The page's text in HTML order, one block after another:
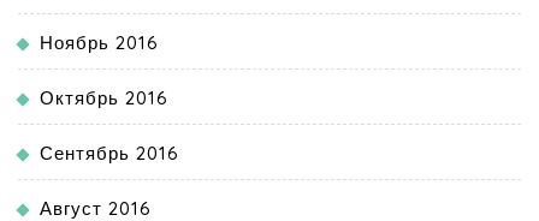
Ноябрь 2016
Октябрь 2016
Сентябрь 2016
Август 2016